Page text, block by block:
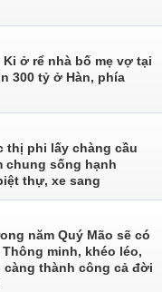
ở rể nhà bố mẹ vợ tại
300 tỷ ở Hàn, phía
thị phi lấy chàng cầu
chung sống hạnh
thự, xe sang
năm Quý Mão sẽ có
minh, khéo léo,
thành công cả đời